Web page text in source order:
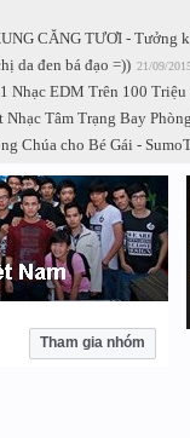
CĂNG TƯƠI - Tưởng
da đen bá đạo =)) 21/09/
Nhạc EDM Trên 100
Nhạc Tâm Trạng Bay
Chúa cho Bé Gái -
Tham gia nhóm